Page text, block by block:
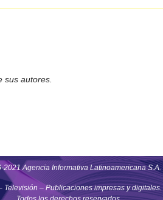
sus autores.
2021 Agencia Informativa Latinoamericana S.A.
Televisión – Publicaciones impresas y digitales.